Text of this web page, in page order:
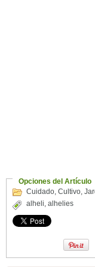
Opciones del Artículo
Cuidado, Cultivo,
alheli, alhelies